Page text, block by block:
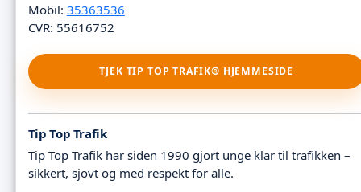
Mobil: 35363536
CVR: 55616752
TJEK TIP TOP TRAFIK® HJEMMESIDE
Tip Top Trafik
Tip Top Trafik har siden 1990 gjort unge klar til trafikken –
sikkert, sjovt og med respekt for alle.